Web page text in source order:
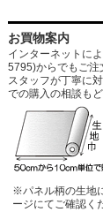
お買物案内
インターネットに
5795)からでもご注
スタッフが丁寧に
での購入の相談もど
※パネル柄の生地
ージにてご確認く